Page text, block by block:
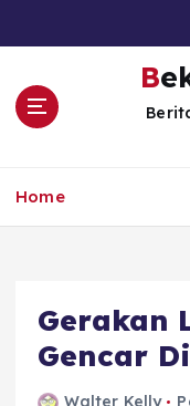
Home
Gerakan
Gencar
Walter Kelly